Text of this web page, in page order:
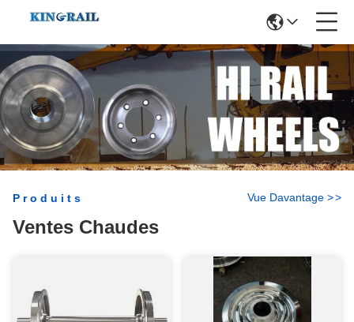
Produits
Ventes Chaudes
Vue Davantage >>